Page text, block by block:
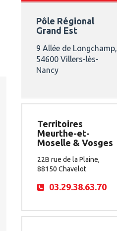
Pôle Régional
Grand Est
9 Allée de Longchamp,
54600 Villers-lès-
Nancy
Territoires
Meurthe-et-
Moselle & Vosges
22B rue de la Plaine,
88150 Chavelot
03.29.38.63.70